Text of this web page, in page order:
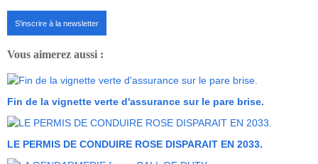
S'inscrire à la newsletter
Vous aimerez aussi :
Fin de la vignette verte d'assurance sur le pare brise.
LE PERMIS DE CONDUIRE ROSE DISPARAIT EN 2033.